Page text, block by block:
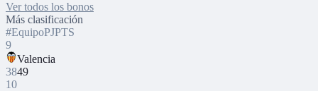
Ver todos los bonos
Más clasificación
#EquipoPJPTS
9
Valencia
3849
10